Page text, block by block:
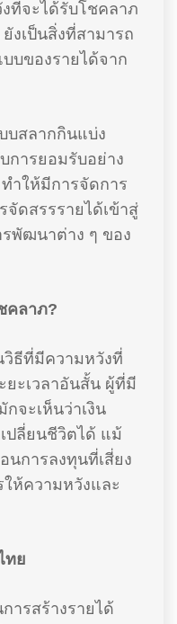
ที่จะได้รับโชคลาภ
งเป็นสิ่งที่สามารถ
บของรายได้จาก
บสลากกินแบ่ง
การยอมรับอย่าง
ำให้มีการจัดการ
ดสรรรายได้เข้าสู่
พัฒนาต่าง ๆ ของ
คลาภ?
วิธีที่มีความหวังที่
ยะเวลาอันสั้น ผู้ที่มี
จะเห็นว่าเงิน
ปลี่ยนชีวิตได้ แม้
นการลงทุนที่เสี่ยง
ห้ความหวังและ
ทย
ารสร้างรายได้